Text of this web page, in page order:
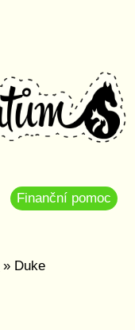
Finanční pomoc
» Duke